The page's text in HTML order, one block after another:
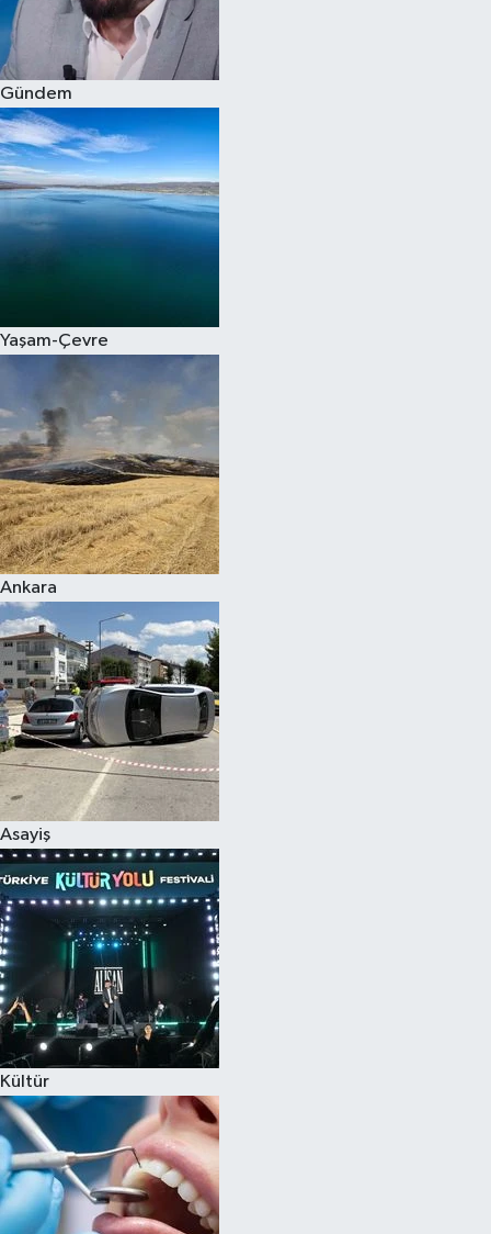
Gündem
Yaşam-Çevre
Ankara
Asayiş
Kültür
Spor
Burç Yorumları
Çocuk
Eğitim
Kim kimdir?
Kültür Sanat
Sağlık
Siyaset
Teknoloji
Televizyon
Yaşam-Çevre